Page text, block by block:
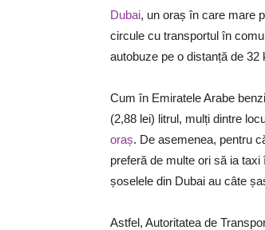
Dubai, un oraș în care mare
circule cu transportul în
autobuze pe o distanță de 32
Cum în Emiratele Arabe
(2,88 lei) litrul, mulți dintre
oraș. De asemenea, pentru
preferă de multe ori să ia
șoselele din Dubai au câte
Astfel, Autoritatea de